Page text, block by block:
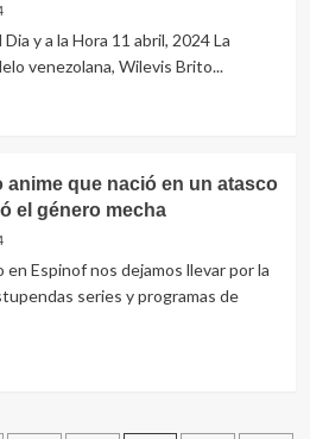
y a la Hora 11 abril, 2024 La
venezolana, Wilevis Brito...
anime que nació en un atasco
el género mecha
Espinof nos dejamos llevar por la
series y programas de